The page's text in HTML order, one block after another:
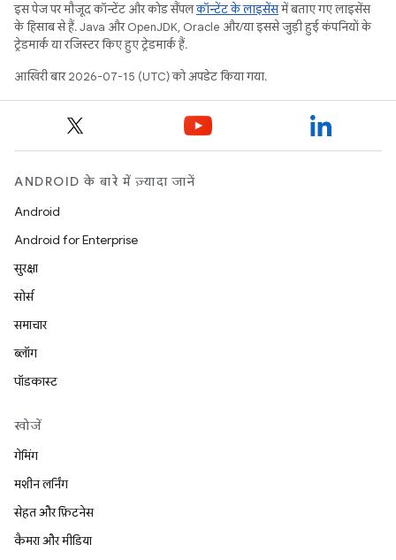
इस पेज पर मौजूद कॉन्टेंट और कोड सैंपलकॉन्टेंट के लाइसेंसमें बताए गए लाइसेंस
के हिसाब से हैं. Java और OpenJDK, Oracle और/या इससे जुड़ी हुई कंपनियों के
ट्रेडमार्क या रजिस्टर किए हुए ट्रेडमार्क हैं.
आखिरी बार 2026-07-15 (UTC) को अपडेट किया गया.
ANDROID के बारे में ज़्यादा जानें
Android
Android for Enterprise
सुरक्षा
सोर्स
समाचार
ब्लॉग
पॉडकास्ट
खोजें
गेमिंग
मशीन लर्निंग
सेहत और फ़िटनेस
कैमरा और मीडिया